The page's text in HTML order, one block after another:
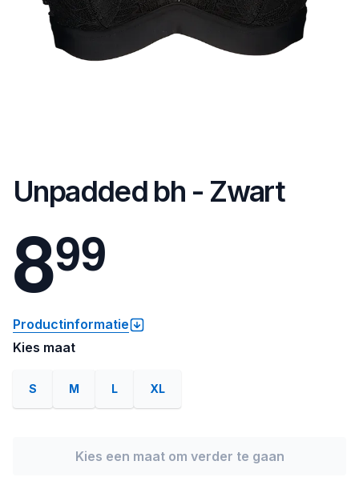
Unpadded bh - Zwart
899
Productinformatie
Kies maat
S M L XL
Kies een maat om verder te gaan